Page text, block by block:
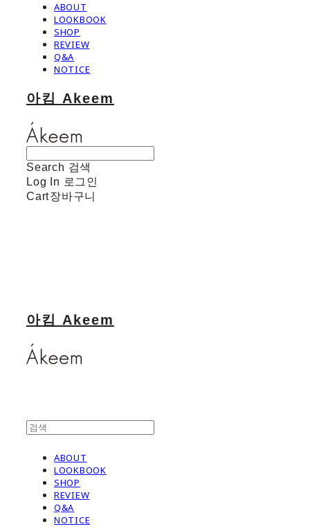
ABOUT
LOOKBOOK
SHOP
REVIEW
Q&A
NOTICE
아킴 Akeem
Search 검색
Log In 로그인
Cart장바구니
아킴 Akeem
ABOUT
LOOKBOOK
SHOP
REVIEW
Q&A
NOTICE